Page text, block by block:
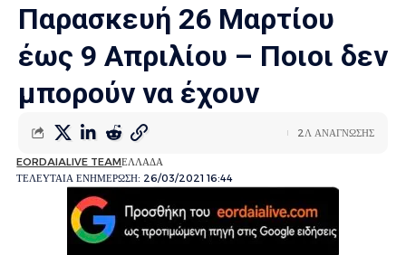
Παρασκευή 26 Μαρτίου
έως 9 Απριλίου – Ποιοι δεν
μπορούν να έχουν
ΤΕΛΕΥΤΑΙΑ ΕΝΗΜΕΡΩΣΗ: 26/03/2021 16:44
EORDAIALIVE TEAMΕΛΛΑΔΑ
2Λ ΑΝΑΓΝΩΣΗΣ